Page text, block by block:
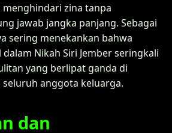
zina tanpa
jawab jangka panjang. Sebagai
sering menekankan bahwa
Nikah Siri Jember seringkali
yang berlipat ganda di
anggota keluarga.
dan